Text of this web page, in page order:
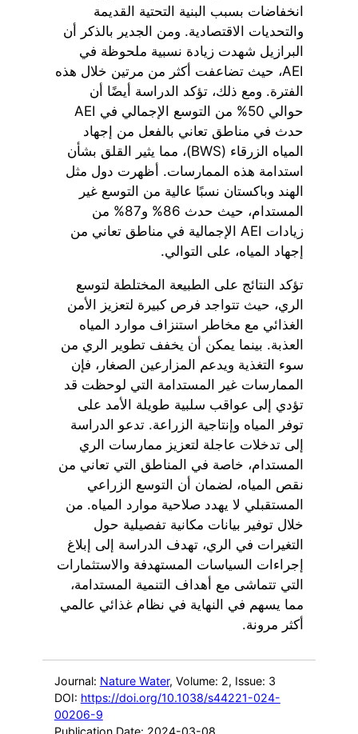
انخفاضات بسبب البنية التحتية القديمة
والتحديات الاقتصادية. ومن الجدير بالذكر أن
البرازيل شهدت زيادة نسبية ملحوظة في
AEI، حيث تضاعفت أكثر من مرتين خلال هذه
الفترة. ومع ذلك، تؤكد الدراسة أيضًا أن
حوالي 50% من التوسع الإجمالي في AEI
حدث في مناطق تعاني بالفعل من إجهاد
المياه الزرقاء (BWS)، مما يثير القلق بشأن
استدامة هذه الممارسات. أظهرت دول مثل
الهند وباكستان نسبًا عالية من التوسع غير
المستدام، حيث حدث 86% و87% من
زيادات AEI الإجمالية في مناطق تعاني من
إجهاد المياه، على التوالي.
تؤكد النتائج على الطبيعة المختلطة لتوسع
الري، حيث تتواجد فرص كبيرة لتعزيز الأمن
الغذائي مع مخاطر استنزاف موارد المياه
العذبة. بينما يمكن أن يخفف تطوير الري من
سوء التغذية ويدعم المزارعين الصغار، فإن
الممارسات غير المستدامة التي لوحظت قد
تؤدي إلى عواقب سلبية طويلة الأمد على
توفر المياه وإنتاجية الزراعة. تدعو الدراسة
إلى تدخلات عاجلة لتعزيز ممارسات الري
المستدام، خاصة في المناطق التي تعاني من
نقص المياه، لضمان أن التوسع الزراعي
المستقبلي لا يهدد صلاحية موارد المياه. من
خلال توفير بيانات مكانية تفصيلية حول
التغيرات في الري، تهدف الدراسة إلى إبلاغ
إجراءات السياسات المستهدفة والاستثمارات
التي تتماشى مع أهداف التنمية المستدامة،
مما يسهم في النهاية في نظام غذائي عالمي
أكثر مرونة.
Journal: Nature Water, Volume: 2, Issue: 3
DOI: https://doi.org/10.1038/s44221-024-
00206-9
Publication Date: 2024-03-08